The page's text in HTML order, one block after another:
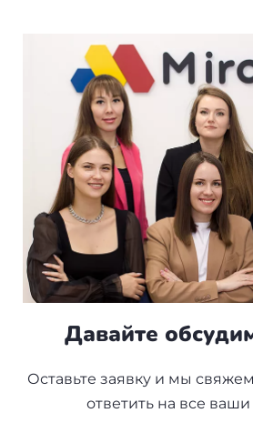
Давайте
Оставьте заявку и мы
ответить на все